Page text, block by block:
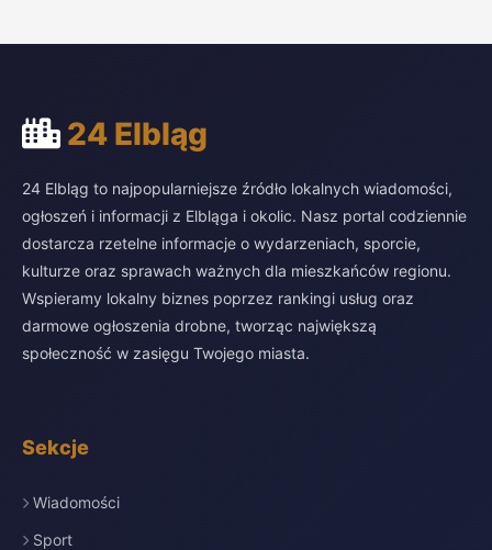
24 Elbląg
24 Elbląg to najpopularniejsze źródło lokalnych wiadomości,
ogłoszeń i informacji z Elbląga i okolic. Nasz portal codziennie
dostarcza rzetelne informacje o wydarzeniach, sporcie,
kulturze oraz sprawach ważnych dla mieszkańców regionu.
Wspieramy lokalny biznes poprzez rankingi usług oraz
darmowe ogłoszenia drobne, tworząc największą
społeczność w zasięgu Twojego miasta.
Sekcje
Wiadomości
Sport